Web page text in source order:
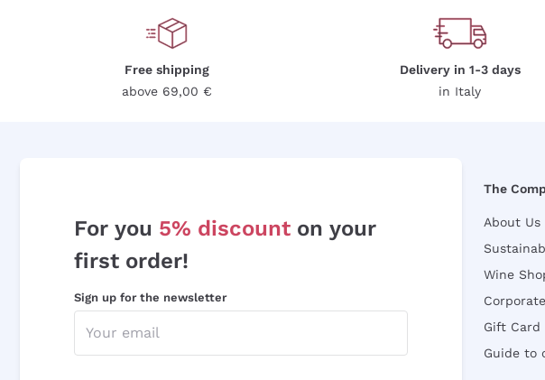
Free shipping
above 69,00 €
Delivery in 1-3 days
in Italy
For you 5% discount on your
first order!
Sign up for the newsletter
The
About Us
Wine
Gift Card
Guide to